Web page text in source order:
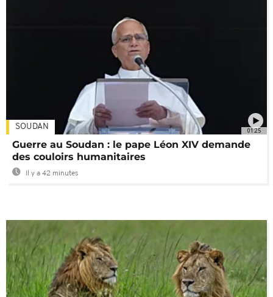
01:25
SOUDAN
Guerre au Soudan : le pape Léon XIV demande
des couloirs humanitaires
Il y a 42 minutes